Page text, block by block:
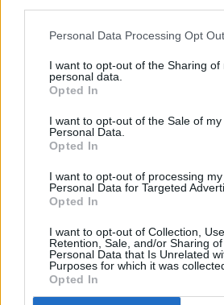
Personal Data Processing Opt
I want to opt-out of the Sharing of
personal data.
Opted In
I want to opt-out of the Sale of my
Personal Data.
Opted In
I want to opt-out of processing my
Personal Data for Targeted
Opted In
I want to opt-out of Collection, Use,
Retention, Sale, and/or Sharing
Personal Data that Is Unrelated
Purposes for which it was
Opted In
intervento di manutenzione sempre sulla
l’abitato di Portile, il transito veicolare
alternato regolato da movieri per tutta la
L’intervento ha un costo complessivo di